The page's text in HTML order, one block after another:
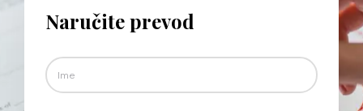
Naručite prevod